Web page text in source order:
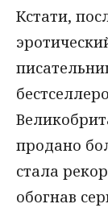
Кстати,
продано
стала
обогнав